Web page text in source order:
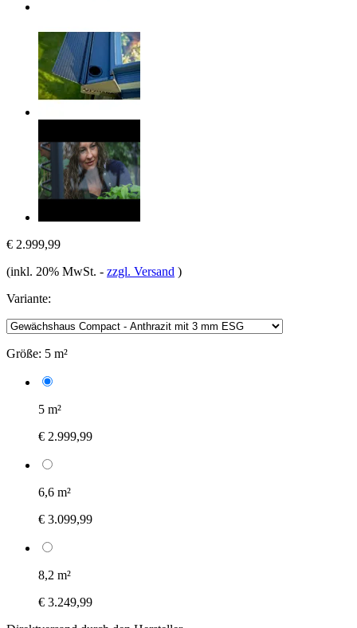
€ 2.999,99
(inkl. 20% MwSt. - zzgl. Versand )
Variante:
Größe: 5 m²
5 m²
€ 2.999,99
6,6 m²
€ 3.099,99
8,2 m²
€ 3.249,99